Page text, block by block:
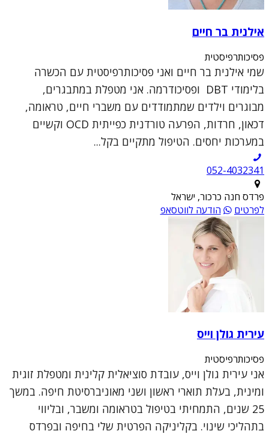
אילנית בר חיים
פסיכותרפיסטית
שמי אילנית בר חיים ואני פסיכותרפיסטית עם הכשרה
בלימודי DBT ופסיכודרמה. אני מטפלת במתבגרים,
מבוגרים וילדים שמתמודדים עם משברי חיים, טראומה,
דכאון, חרדות, הפרעה טורדנית כפייתית OCD וקשיים
במערכות יחסים. הטיפול מתקיים בקל...
052-4032341
פרדס חנה כרכור, ישראל
לפרטים
הודעה לווטסאפ
עירית גולן וייס
פסיכותרפיסטית
אני עירית גולן וייס, עובדת סוציאלית קלינית ומטפלת זוגית
ומינית, בעלת תוארי ראשון ושני מאוניברסיטת חיפה. במשך
25 שנים, התמחיתי בטיפול בטראומה ומשבר, ובליווי
בתהליכי שינוי. בקליניקה הפרטית שלי בחיפה ובפרדס